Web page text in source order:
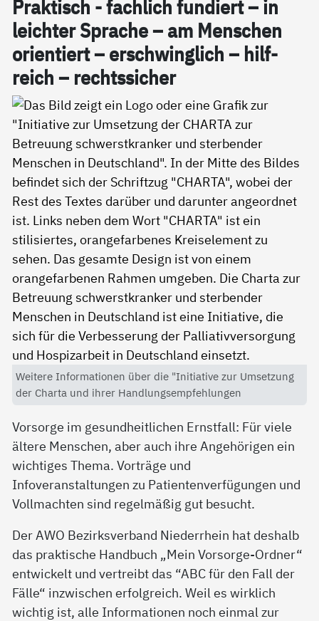
Prak­tisch - fach­lich fun­diert – in
leich­ter Spra­che – am Men­schen
ori­en­tiert – er­schwing­lich – hil­f­
reich – rechts­si­cher
Weitere Informationen über die "Initiative zur Umsetzung
der Charta und ihrer Handlungsempfehlungen
Vorsorge im gesundheitlichen Ernstfall: Für viele
ältere Menschen, aber auch ihre Angehörigen ein
wichtiges Thema. Vorträge und
Infoveranstaltungen zu Patientenverfügungen und
Vollmachten sind regelmäßig gut besucht.
Der AWO Bezirksverband Niederrhein hat deshalb
das praktische Handbuch „Mein Vorsorge-Ordner“
entwickelt und vertreibt das “ABC für den Fall der
Fälle“ inzwischen erfolgreich. Weil es wirklich
wichtig ist, alle Informationen noch einmal zur